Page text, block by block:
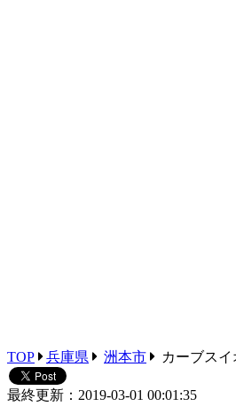
TOP 兵庫県 洲本市 カーブス
最終更新：2019-03-01 00:01:35